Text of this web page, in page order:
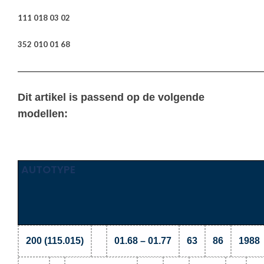
111 018 03 02
352 010 01 68
Dit artikel is passend op de volgende
modellen:
AUTOTYPE
200 (115.015) 01.68 – 01.77 63 86 1988